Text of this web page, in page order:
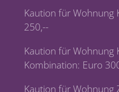
Kaution für Wohnung
250,--
Kaution für Wohnung
Kombination: Euro
Kaution für Wohnung